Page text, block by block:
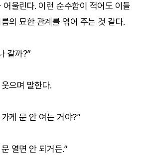
어울린다. 이런 순수함이 적어도 이들
의 묘한 관계를 엮어 주는 것 같다.
갈까?”
으며 말한다.
게 문 안 여는 거야?”
열면 안 되거든.”